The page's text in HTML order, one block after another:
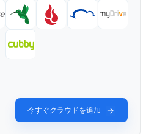
今すぐクラウドを追加